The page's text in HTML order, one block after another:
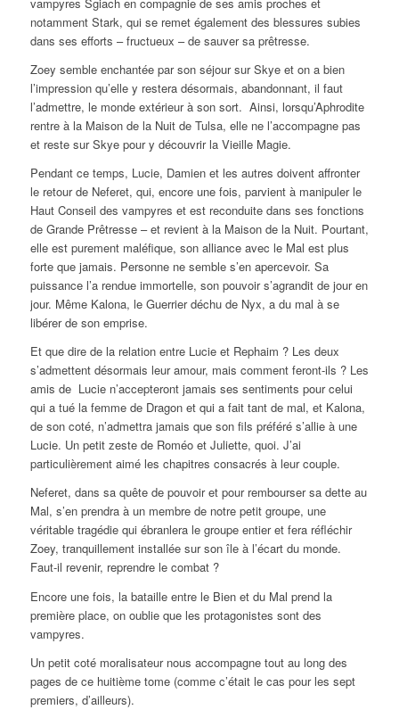
notamment Stark, qui se remet également des blessures subies
dans ses efforts – fructueux – de sauver sa prêtresse.
Zoey semble enchantée par son séjour sur Skye et on a bien
l’impression qu’elle y restera désormais, abandonnant, il faut
l’admettre, le monde extérieur à son sort. Ainsi, lorsqu’Aphrodite
rentre à la Maison de la Nuit de Tulsa, elle ne l’accompagne pas
et reste sur Skye pour y découvrir la Vieille Magie.
Pendant ce temps, Lucie, Damien et les autres doivent affronter
le retour de Neferet, qui, encore une fois, parvient à manipuler le
Haut Conseil des vampyres et est reconduite dans ses fonctions
de Grande Prêtresse – et revient à la Maison de la Nuit. Pourtant,
elle est purement maléfique, son alliance avec le Mal est plus
forte que jamais. Personne ne semble s’en apercevoir. Sa
puissance l’a rendue immortelle, son pouvoir s’agrandit de jour en
jour. Même Kalona, le Guerrier déchu de Nyx, a du mal à se
libérer de son emprise.
Et que dire de la relation entre Lucie et Rephaim ? Les deux
s’admettent désormais leur amour, mais comment feront-ils ? Les
amis de Lucie n’accepteront jamais ses sentiments pour celui
qui a tué la femme de Dragon et qui a fait tant de mal, et Kalona,
de son coté, n’admettra jamais que son fils préféré s’allie à une
Lucie. Un petit zeste de Roméo et Juliette, quoi. J’ai
particulièrement aimé les chapitres consacrés à leur couple.
Neferet, dans sa quête de pouvoir et pour rembourser sa dette au
Mal, s’en prendra à un membre de notre petit groupe, une
véritable tragédie qui ébranlera le groupe entier et fera réfléchir
Zoey, tranquillement installée sur son île à l’écart du monde.
Faut-il revenir, reprendre le combat ?
Encore une fois, la bataille entre le Bien et du Mal prend la
première place, on oublie que les protagonistes sont des
vampyres.
Un petit coté moralisateur nous accompagne tout au long des
pages de ce huitième tome (comme c’était le cas pour les sept
premiers, d’ailleurs).